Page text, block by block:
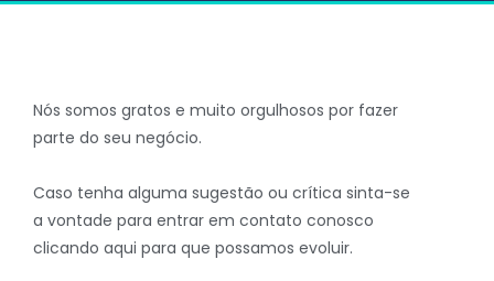
Nós somos gratos e muito orgulhosos por fazer
parte do seu negócio.
Caso tenha alguma sugestão ou crítica sinta-se
a vontade para entrar em contato conosco
clicando aqui para que possamos evoluir.